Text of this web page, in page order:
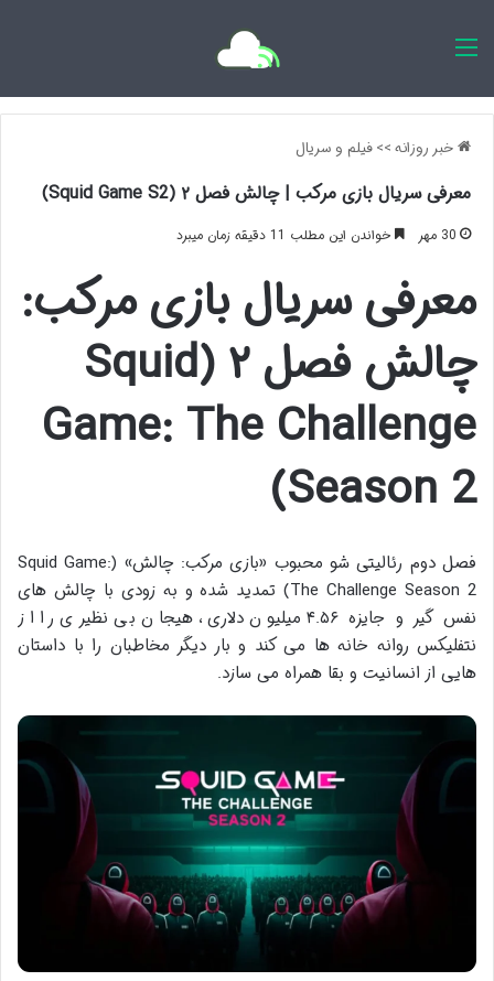
خبر روزانه>>فیلم و سریال
معرفی سریال بازی مرکب | چالش فصل ۲ (Squid Game S2)
30 مهر خواندن این مطلب 11 دقیقه زمان میبرد
معرفی سریال بازی مرکب:
چالش فصل ۲ (Squid
Game: The Challenge
Season 2)
فصل دوم رئالیتی شو محبوب «بازی مرکب: چالش» (Squid Game:
The Challenge Season 2) تمدید شده و به زودی با چالش های
نفس گیر و جایزه ۴.۵۶ میلیون دلاری، هیجان بی نظیری را از
نتفلیکس روانه خانه ها می کند و بار دیگر مخاطبان را با داستان
هایی از انسانیت و بقا همراه می سازد.